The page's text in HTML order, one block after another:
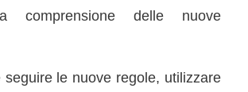
comprensione delle nuove
seguire le nuove regole, utilizzare